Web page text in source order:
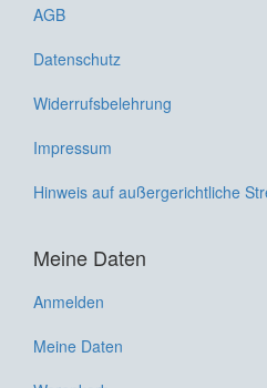
AGB
Datenschutz
Widerrufsbelehrung
Impressum
Hinweis auf außergerichtliche
Meine Daten
Anmelden
Meine Daten